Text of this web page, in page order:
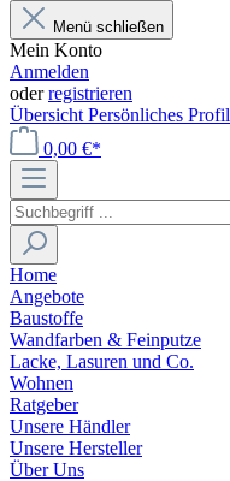
Menü schließen
Mein Konto
Anmelden
oderregistrieren
Übersicht Persönliches Profil
0,00 €*
Home
Angebote
Baustoffe
Wandfarben & Feinputze
Lacke, Lasuren und Co.
Wohnen
Ratgeber
Unsere Händler
Unsere Hersteller
Über Uns